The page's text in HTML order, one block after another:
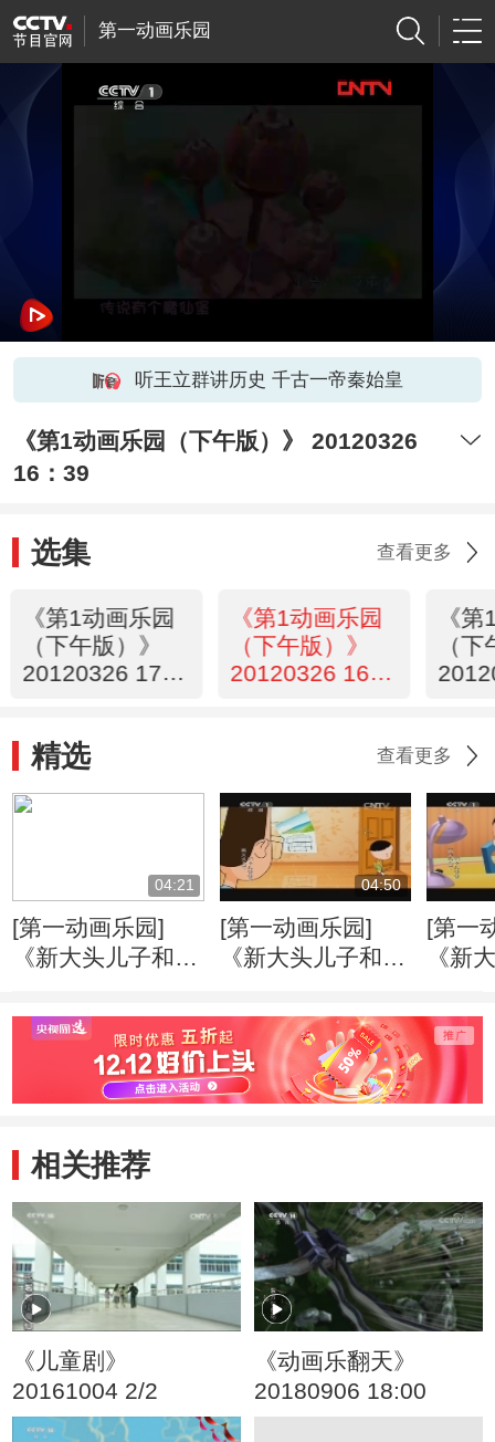
第一动画乐园
听王立群讲历史 千古一帝秦始皇
《第1动画乐园（下午版）》 20120326
16：39
选集 查看更多
《第1动画乐园
（下午版）》
20120326 17：
《第1动画乐园
（下午版）》
20120326 16：
《
（
精选 查看更多
04:21
[第一动画乐园]
《新大头儿子和小
季） 好朋友
04:50
[第一动画乐园]
《新大头儿子和小
季） 戴眼镜的大
头儿子
[第一
《新
季）
旧玩具
相关推荐
《儿童剧》
20161004 2/2
《动画乐翻天》
20180906 18:00